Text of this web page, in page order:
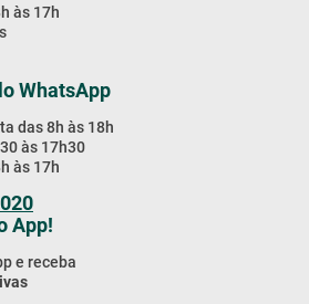
às 17h
WhatsApp
das 8h às 18h
às 17h30
às 17h
App!
e receba